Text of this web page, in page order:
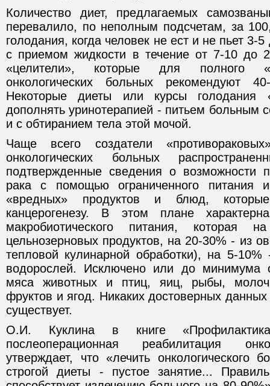
Количество диет, предлагаемых
перевалило, по неполным подсчетам, за
голодания, когда человек не ест и не пьет 3-
с приемом жидкости в течение от 7-10 до
«целители», которые для полного
онкологических больных рекомендуют
Некоторые диеты или курсы голодания
дополнять уринотерапией - питьем больным
и с обтиранием тела этой мочой.
Чаще всего создатели
онкологических больных
подтвержденные сведения о возможности
рака с помощью ограниченного питания
«вредных» продуктов и блюд,
канцерогенезу. В этом плане
макробиотического питания, которая
цельнозерновых продуктов, на 20-30% - из
тепловой кулинарной обработки), на 5-
водорослей. Исключено или до минимума
мяса животных и птиц, яиц, рыбы,
фруктов и ягод. Никаких достоверных
существует.
О.И. Куклина в книге
послеоперационная реабилитация
утверждает, что «лечить онкологического
строгой диеты - пустое занятие...